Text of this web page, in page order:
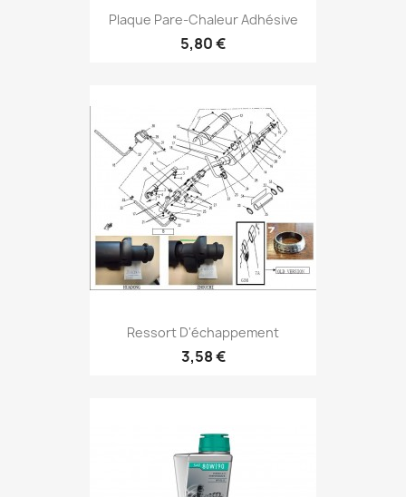
Plaque Pare-Chaleur Adhésive
5,80 €
Ressort D'échappement
3,58 €